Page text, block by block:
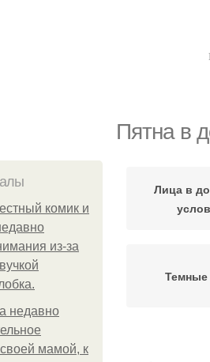
Пятна в
комик и
из-за
недавно
мамой, к
Лица в
Темные